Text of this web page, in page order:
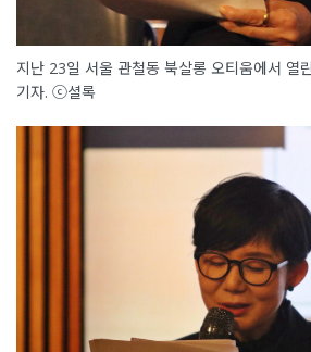
지난 23일 서울 관철동 북살롱 오티움에서 열
기자. ⓒ셜록